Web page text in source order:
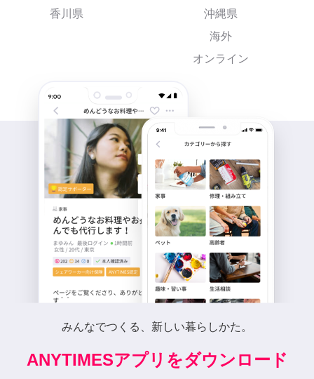
香川県
沖縄県
海外
オンライン
みんなでつくる、新しい暮らしかた。
ANYTIMESアプリをダウンロード